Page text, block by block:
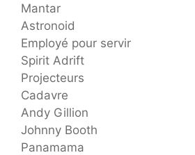
Mantar
Astronoid
Employé pour servir
Spirit Adrift
Projecteurs
Cadavre
Andy Gillion
Johnny Booth
Panamama